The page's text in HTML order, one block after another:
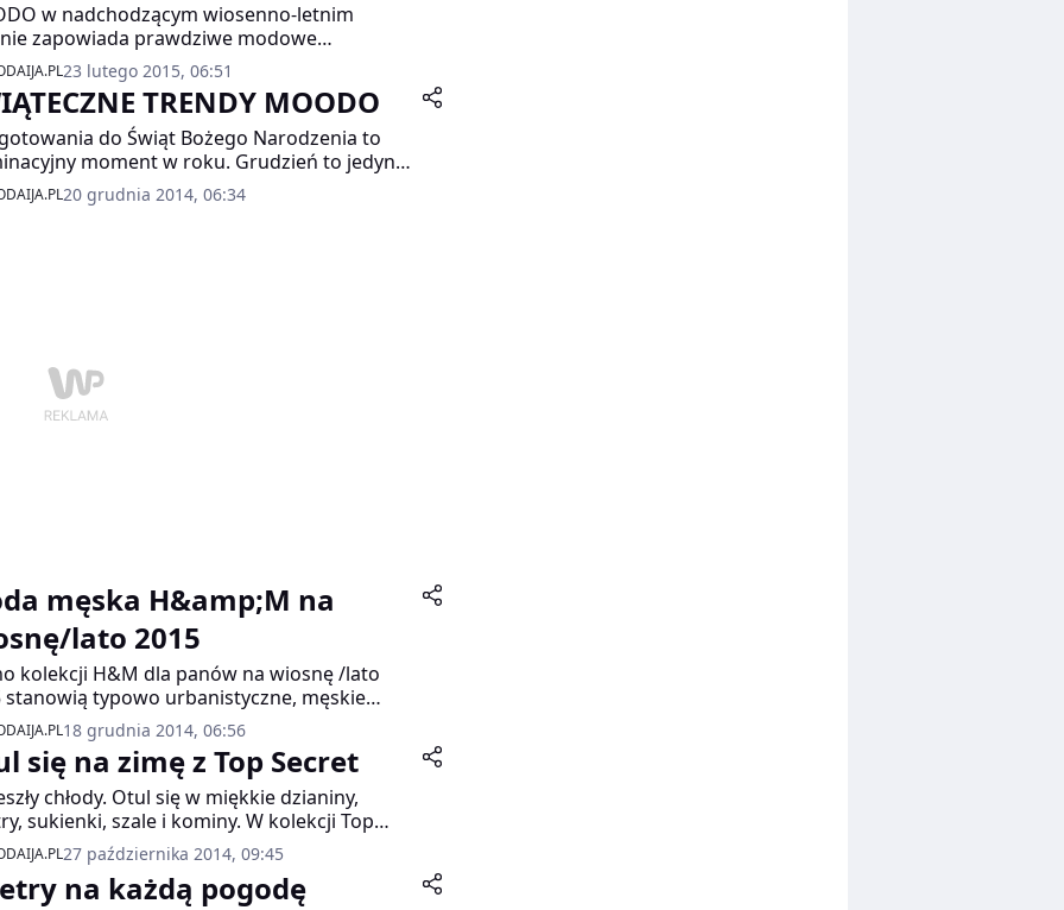
w nadchodzącym wiosenno-letnim
zapowiada prawdziwe modowe
Feria barw, fasonów i kolorów to
nowej kolekcji marki. W najnowszej
tłem do niej było gorące PORTO,
idealną ilustrację letniego klimatu.
23 lutego 2015, 06:51
TRENDY MOODO
do Świąt Bożego Narodzenia to
moment w roku. Grudzień to jedyny
który bez względu na to gdzie jesteśmy i
kojarzy się nieodmiennie z zakupami. Z
20 grudnia 2014, 06:34
męska H&amp;M na
lato 2015
kolekcji H&M dla panów na wiosnę /lato
stanowią typowo urbanistyczne, męskie
Krótkie kurtki przypominające bluzę,
motocyklowe, parki, kurtki dżinsowe i
ale także wyznaczniki nowoczesnego
miejskiego: zapinane na suwak kardigany z
technicznych, koszule z termicznie
elementami, bluzy z pianki scuba.
będzie dostępna w marcu w 150 sklepach
świecie i online.
18 grudnia 2014, 06:56
się na zimę z Top Secret
chłody. Otul się w miękkie dzianiny,
sukienki, szale i kominy. W kolekcji Top
znajdziesz wiele propozycje na jesienne dni.
27 października 2014, 09:45
na każdą pogodę